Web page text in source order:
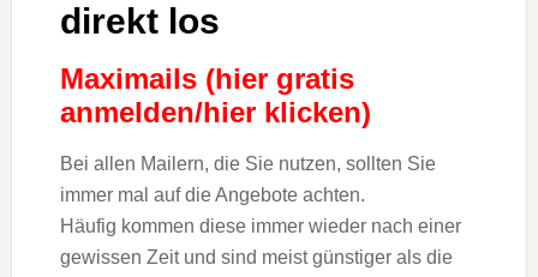
direkt los
Maximails (hier gratis
anmelden/hier klicken)
Bei allen Mailern, die Sie nutzen, sollten Sie
immer mal auf die Angebote achten.
Häufig kommen diese immer wieder nach einer
gewissen Zeit und sind meist günstiger als die